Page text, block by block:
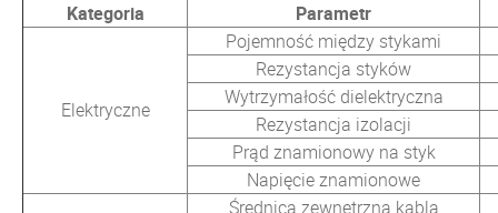
Kategoria Parametr
Elektryczne
Pojemność między stykami
Rezystancja styków
Wytrzymałość dielektryczna
Rezystancja izolacji
Prąd znamionowy na styk
Napięcie znamionowe
Średnica zewnętrzna kabla